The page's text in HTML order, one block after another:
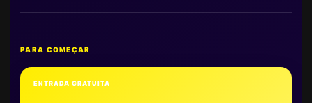
PARA COMEÇAR
ENTRADA GRATUITA